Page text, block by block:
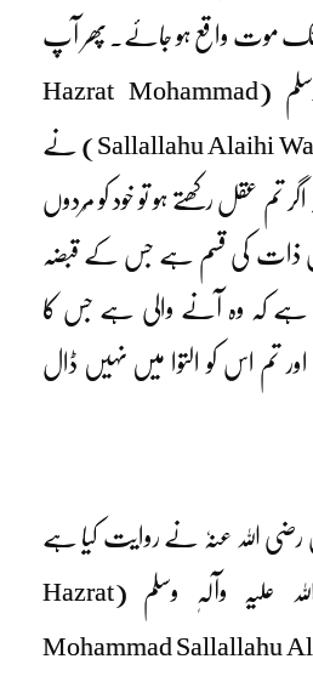
تک موت واقع ہو جائے۔ پھر آپ
صلی اللہ علیہ وآلہٖ وسلم (Hazrat Mohammad
Sallallahu Alaihi Wa Aalihi Wa Sallam) نے
تم عقل رکھتے ہو تو خود کو مُردوں
ذات کی قسم ہے جس کے قبضہ
کہ وہ آنے والی ہے جس کا
تم اس کو التوا میں نہیں ڈال
رضی اللہ عنہٗ نے روایت کیا ہے
کہ رسول اللہ صلی اللہ علیہ وآلہٖ وسلم (Hazrat
Mohammad Sallallahu